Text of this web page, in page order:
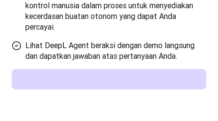
kontrol manusia dalam proses untuk menyediakan
kecerdasan buatan otonom yang dapat Anda
percayai.
Lihat DeepL Agent beraksi dengan demo langsung
dan dapatkan jawaban atas pertanyaan Anda.